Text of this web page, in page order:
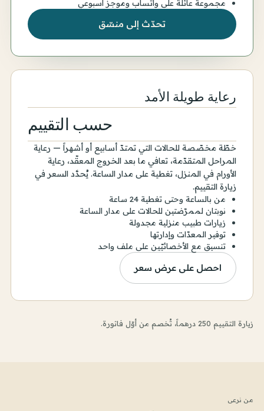
مجموعة عائلة على واتساب وموجز أسبوعي
تحدّث إلى منسّق
رعاية طويلة الأمد
حسب التقييم
خطّة مخصّصة للحالات التي تمتدّ أسابيع أو أشهراً — رعاية
المراحل المتقدّمة، تعافي ما بعد الخروج المعقّد، رعاية
الأورام في المنزل، تغطية على مدار الساعة. يُحدَّد السعر في
زيارة التقييم.
من بالساعة وحتى تغطية 24 ساعة
نوبتان لممرّضتين للحالات على مدار الساعة
زيارات طبيب منزلية مجدولة
توفير المعدّات وإدارتها
تنسيق مع الأخصائيّين على ملف واحد
احصل على عرض سعر
زيارة التقييم 250 درهماً، تُخصم من أوّل فاتورة.
من نرعى